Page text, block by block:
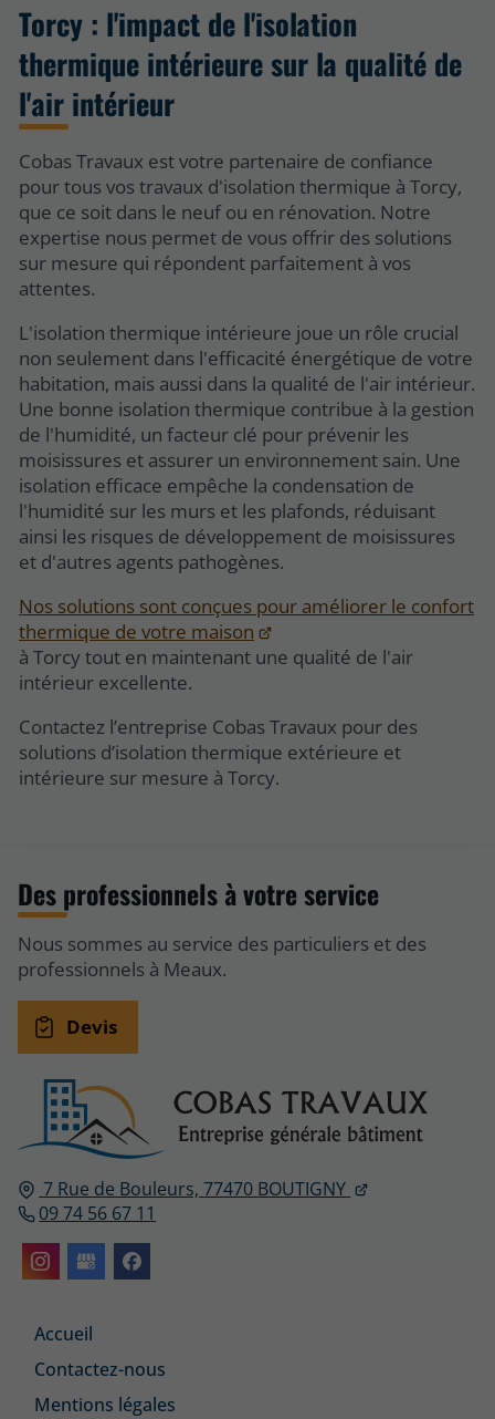
Torcy : l'impact de l'isolation
thermique intérieure sur la qualité de
l'air intérieur
Cobas Travaux est votre partenaire de confiance
pour tous vos travaux d'isolation thermique à Torcy,
que ce soit dans le neuf ou en rénovation. Notre
expertise nous permet de vous offrir des solutions
sur mesure qui répondent parfaitement à vos
attentes.
L'isolation thermique intérieure joue un rôle crucial
non seulement dans l'efficacité énergétique de votre
habitation, mais aussi dans la qualité de l'air intérieur.
Une bonne isolation thermique contribue à la gestion
de l'humidité, un facteur clé pour prévenir les
moisissures et assurer un environnement sain. Une
isolation efficace empêche la condensation de
l'humidité sur les murs et les plafonds, réduisant
ainsi les risques de développement de moisissures
et d'autres agents pathogènes.
Nos solutions sont conçues pour améliorer le confort
thermique de votre maison
à Torcy tout en maintenant une qualité de l'air
intérieur excellente.
Contactez l’entreprise Cobas Travaux pour des
solutions d’isolation thermique extérieure et
intérieure sur mesure à Torcy.
7 Rue de Bouleurs, 77470 BOUTIGNY
09 74 56 67 11
Accueil
Contactez-nous
Mentions légales
Des professionnels à votre service
Nous sommes au service des particuliers et des
professionnels à Meaux.
Devis